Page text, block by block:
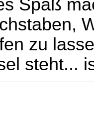
Spaß
zu
steht...